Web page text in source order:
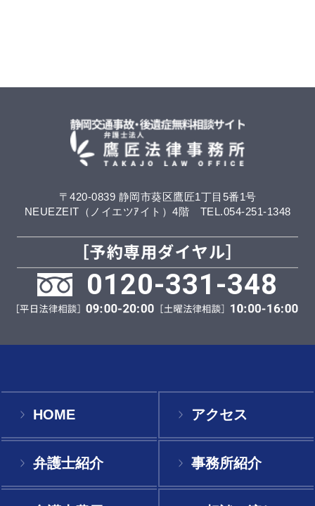
〒420-0839 静岡市葵区鷹匠1丁目5番1号
NEUEZEIT（ノイエツｱイト）4階 TEL.054-251-1348
0120-331-348
HOME アクセス
弁護士紹介 事務所紹介